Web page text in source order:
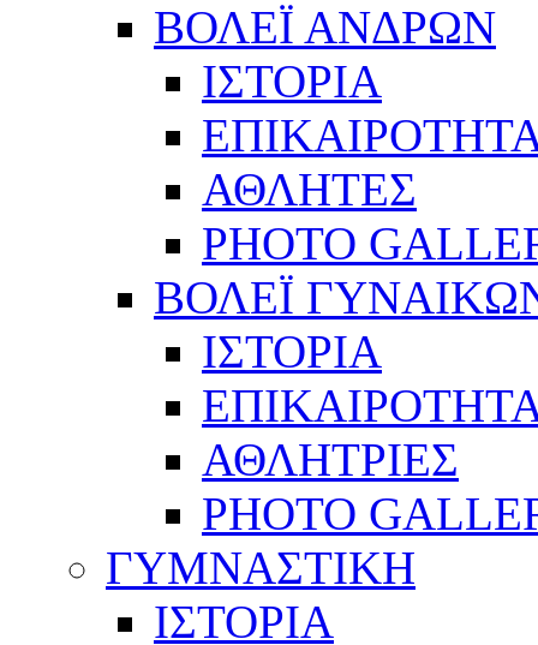
ΒΟΛΕΪ ΑΝΔΡΩΝ
ΙΣΤΟΡΙΑ
ΑΘΛΗΤΕΣ
PHOTO
ΒΟΛΕΪ
ΙΣΤΟΡΙΑ
ΑΘΛΗΤΡΙΕΣ
PHOTO
ΓΥΜΝΑΣΤΙΚΗ
ΙΣΤΟΡΙΑ